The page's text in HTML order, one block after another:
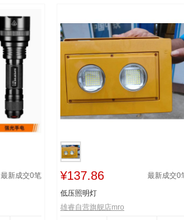
最新成交0笔 ¥137.86 最新成交0
低压照明灯
雄睿自营旗舰店mro